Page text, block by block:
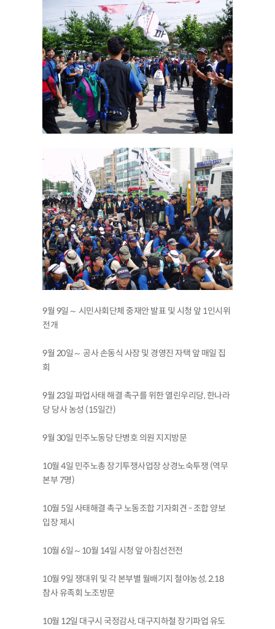
9월 9일～ 시민사회단체 중재안 발표 및 시청 앞 1인시위
전개
9월 20일～ 공사 손동식 사장 및 경영진 자택 앞 매일 집
회
9월 23일 파업사태 해결 촉구를 위한 열린우리당, 한나라
당 당사 농성 (15일간)
9월 30일 민주노동당 단병호 의원 지지방문
10월 4일 민주노총 장기투쟁사업장 상경노숙투쟁 (역무
본부 7명)
10월 5일 사태해결 촉구 노동조합 기자회견 - 조합 양보
입장 제시
10월 6일～10월 14일 시청 앞 아침선전전
10월 9일 쟁대위 및 각 본부별 월배기지 철야농성, 2.18
참사 유족회 노조방문
10월 12일 대구시 국정감사, 대구지하철 장기파업 유도